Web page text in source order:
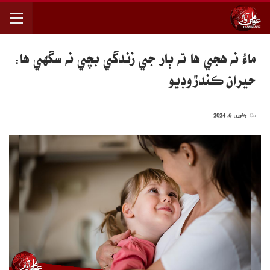
ماءُ نه هجي ها ته ٻار جي زندگي بچي نه سگهي ها:
حيران ڪندڙ وڊيو